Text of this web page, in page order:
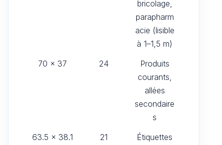
bricolage,
parapharm
acie (lisible
à 1–1,5 m)
70 × 37
24
Produits
courants,
allées
secondaire
s
63.5 × 38.1
21
Étiquettes